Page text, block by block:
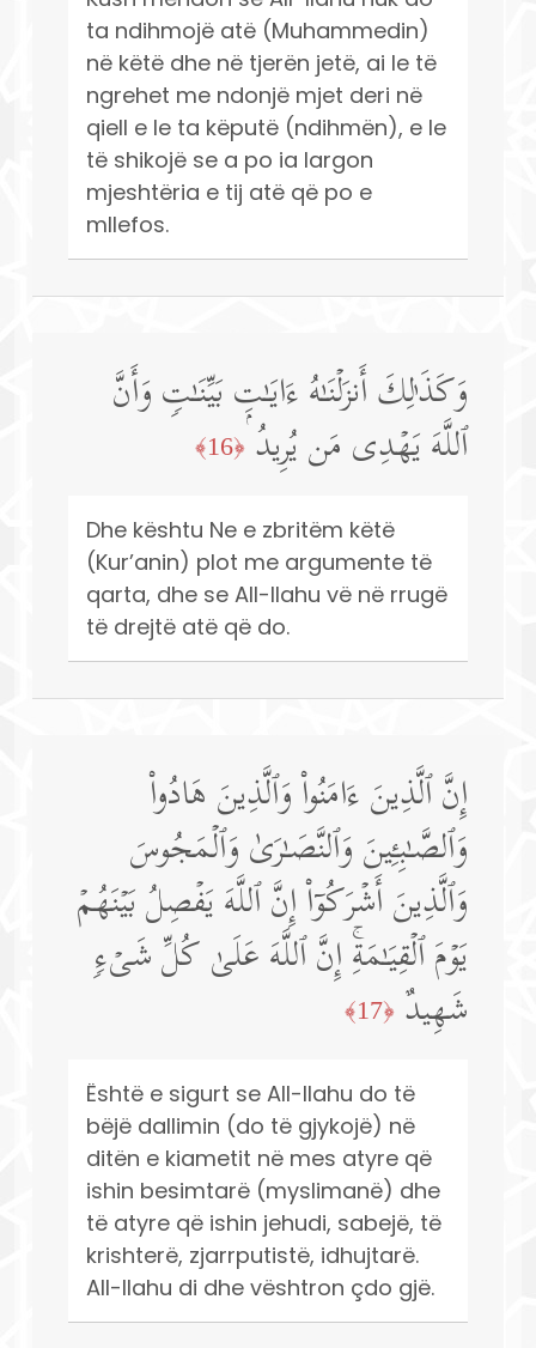
ta ndihmojë atë (Muhammedin)
në këtë dhe në tjerën jetë, ai le të
ngrehet me ndonjë mjet deri në
qiell e le ta këputë (ndihmën), e le
të shikojë se a po ia largon
mjeshtëria e tij atë që po e
mllefos.
وَكَذَ ٰ⁠لِكَ أَنزَلۡنَـٰهُ ءَایَـٰتِۭ بَیِّنَـٰتࣲ وَأَنَّ
ٱللَّهَ یَهۡدِی مَن یُرِیدُ ﴿16﴾
Dhe kështu Ne e zbritëm këtë
(Kur’anin) plot me argumente të
qarta, dhe se All-llahu vë në rrugë
të drejtë atë që do.
إِنَّ ٱلَّذِینَ ءَامَنُوا۟ وَٱلَّذِینَ هَادُوا۟
وَٱلصَّـٰبِـِٔینَ وَٱلنَّصَـٰرَىٰ وَٱلۡمَجُوسَ
وَٱلَّذِینَ أَشۡرَكُوۤا۟ إِنَّ ٱللَّهَ یَفۡصِلُ بَیۡنَهُمۡ
یَوۡمَ ٱلۡقِیَـٰمَةِۚ إِنَّ ٱللَّهَ عَلَىٰ كُلِّ شَیۡءࣲ
شَهِیدٌ ﴿17﴾
Është e sigurt se All-llahu do të
bëjë dallimin (do të gjykojë) në
ditën e kiametit në mes atyre që
ishin besimtarë (myslimanë) dhe
të atyre që ishin jehudi, sabejë, të
krishterë, zjarrputistë, idhujtarë.
All-llahu di dhe vështron çdo gjë.